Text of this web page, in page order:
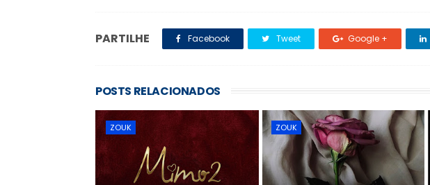
PARTILHE Facebook Tweet Google +
POSTS RELACIONADOS
ZOUK ZOUK